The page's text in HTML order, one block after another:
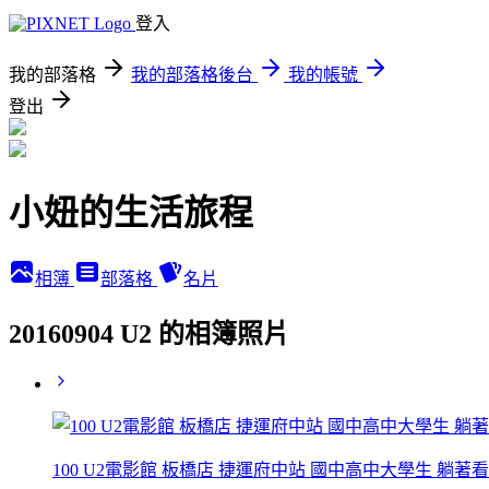
登入
我的部落格 我的部落格後台
我的帳號
登出
小妞的生活旅程
相簿 部落格 名片
20160904 U2 的相簿照片
100 U2電影館 板橋店 捷運府中站 國中高中大學生 躺著